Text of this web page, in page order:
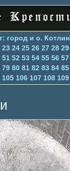
город и о. Котлин
23 24 25 26 27 28 29
51 52 53 54 55 56 57
79 80 81 82 83 84 85
105 106 107 108 109